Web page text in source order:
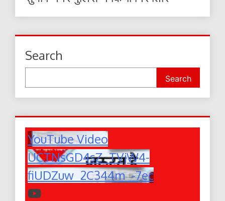
Search
Search
YouTube Video
UCTNsGD4sZ_TVjW4-
fiUDZuw_2C344m_-7ec